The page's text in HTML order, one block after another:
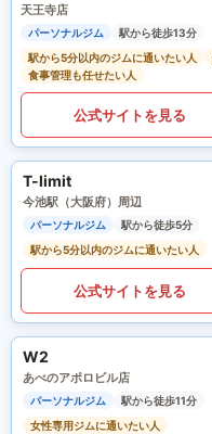
天王寺店
パーソナルジム
駅から徒歩13分
駅から5分以内のジムに通いたい人
食事管理も任せたい人
公式サイトを見る
T-limit
今池駅（大阪府）周辺
パーソナルジム
駅から徒歩5分
駅から5分以内のジムに通いたい人
公式サイトを見る
W2
あべのアポロビル店
パーソナルジム
駅から徒歩11分
女性専用ジムに通いたい人